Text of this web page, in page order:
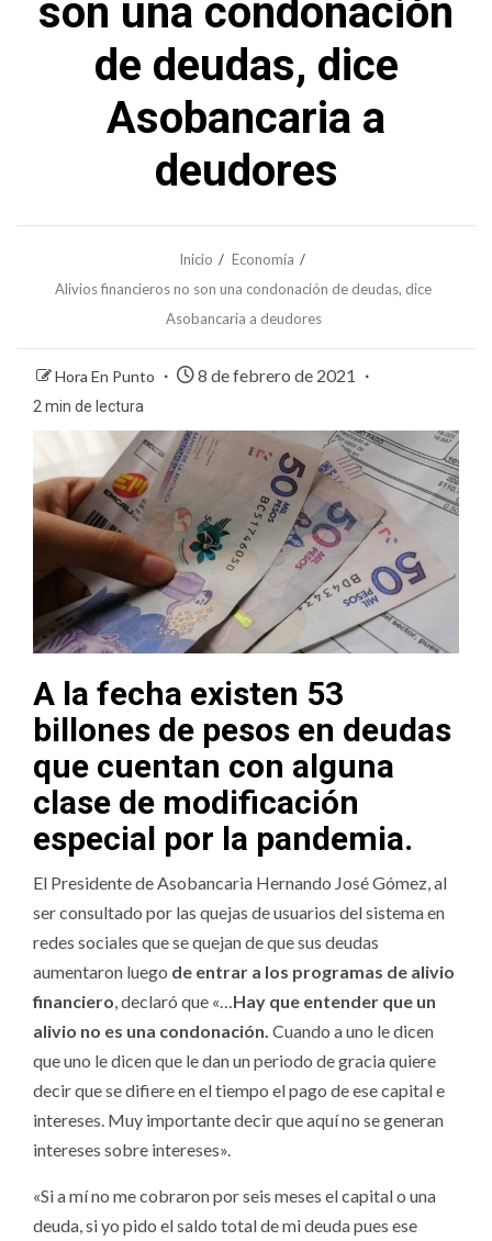
son una condonación
de deudas, dice
Asobancaria a
deudores
Inicio
Economía
Alivios financieros no son una condonación de deudas, dice
Asobancaria a deudores
Hora En Punto 8 de febrero de 2021
2 min de lectura
A la fecha existen 53
billones de pesos en deudas
que cuentan con alguna
clase de modificación
especial por la pandemia.
El Presidente de Asobancaria Hernando José Gómez, al
ser consultado por las quejas de usuarios del sistema en
redes sociales que se quejan de que sus deudas
aumentaron luego de entrar a los programas de alivio
financiero, declaró que «…Hay que entender que un
alivio no es una condonación. Cuando a uno le dicen
que uno le dicen que le dan un periodo de gracia quiere
decir que se difiere en el tiempo el pago de ese capital e
intereses. Muy importante decir que aquí no se generan
intereses sobre intereses».
«Si a mí no me cobraron por seis meses el capital o una
deuda, si yo pido el saldo total de mi deuda pues ese